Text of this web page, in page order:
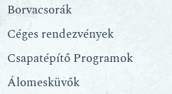
Borvacsorák
Céges rendezvények
Csapatépítő Programok
Álomesküvők